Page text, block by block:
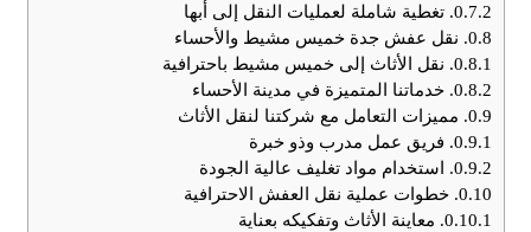
0.7.2. تغطية شاملة لعمليات النقل إلى أبها
0.8. نقل عفش جدة خميس مشيط والأحساء
0.8.1. نقل الأثاث إلى خميس مشيط باحترافية
0.8.2. خدماتنا المتميزة في مدينة الأحساء
0.9. مميزات التعامل مع شركتنا لنقل الأثاث
0.9.1. فريق عمل مدرب وذو خبرة
0.9.2. استخدام مواد تغليف عالية الجودة
0.10. خطوات عملية نقل العفش الاحترافية
0.10.1. معاينة الأثاث وتفكيكه بعناية